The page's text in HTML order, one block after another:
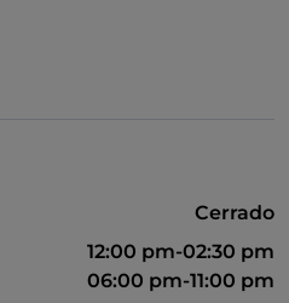
Cerrado
12:00 pm-02:30 pm
06:00 pm-11:00 pm